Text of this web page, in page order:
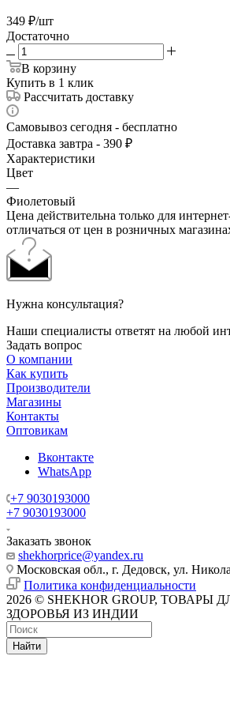
349 ₽/шт
Достаточно
В корзину
Купить в 1 клик
Рассчитать доставку
Самовывоз сегодня - бесплатно
Доставка завтра - 390 ₽
Характеристики
Цвет
—
Фиолетовый
Цена действительна только для
отличаться от цен в розничных
Нужна консультация?
Наши специалисты ответят на любой
Задать вопрос
О компании
Как купить
Производители
Магазины
Контакты
Оптовикам
Вконтакте
WhatsApp
+7 9030193000
+7 9030193000
Заказать звонок
shekhorprice@yandex.ru
Московская обл., г. Дедовск, ул.
Политика конфиденциальности
2026 © SHEKHOR GROUP, ТОВАРЫ
ЗДОРОВЬЯ ИЗ ИНДИИ
Найти